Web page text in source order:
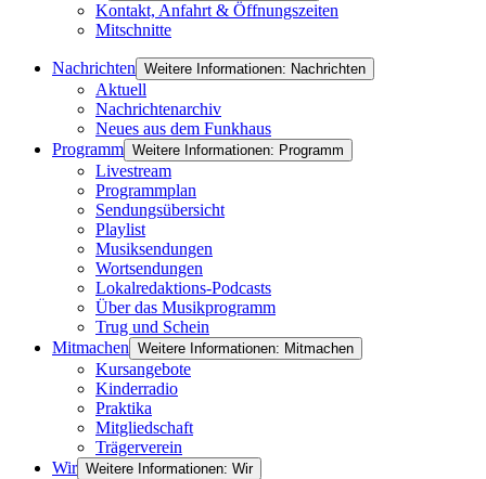
Kontakt, Anfahrt & Öffnungszeiten
Mitschnitte
Nachrichten Weitere Informationen: Nachrichten
Aktuell
Nachrichtenarchiv
Neues aus dem Funkhaus
Programm Weitere Informationen: Programm
Livestream
Programmplan
Sendungsübersicht
Playlist
Musiksendungen
Wortsendungen
Lokalredaktions-Podcasts
Über das Musikprogramm
Trug und Schein
Mitmachen Weitere Informationen: Mitmachen
Kursangebote
Kinderradio
Praktika
Mitgliedschaft
Trägerverein
Wir Weitere Informationen: Wir